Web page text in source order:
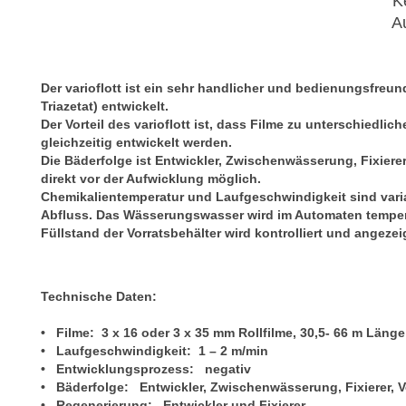
Der varioflott ist ein sehr handlicher und
Triazetat) entwickelt.
Der Vorteil des varioflott ist, dass Filme zu
gleichzeitig entwickelt werden.
Die Bäderfolge ist Entwickler, Zwischenwässerung,
direkt vor der Aufwicklung möglich.
Chemikalientemperatur und Laufgeschwindigkeit sind
Abfluss. Das Wässerungswasser wird im Automaten
Füllstand der Vorratsbehälter wird kontrolliert und
Technische Daten:
• Filme: 3 x 16 oder 3 x 35 mm Rollfilme, 30,5- 66 m Länge
• Laufgeschwindigkeit: 1 – 2 m/min
• Entwicklungsprozess: negativ
• Bäderfolge: Entwickler, Zwischenwässerung, Fixierer,